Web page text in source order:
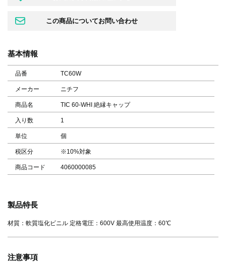
基本情報
品番 TC60W
メーカー ニチフ
商品名 TIC 60-WHI 絶縁キャップ
入り数 1
単位 個
税区分 ※10%対象
商品コード 4060000085
製品特長
材質：軟質塩化ビニル 定格電圧：600V 最高使用温度：60℃
注意事項